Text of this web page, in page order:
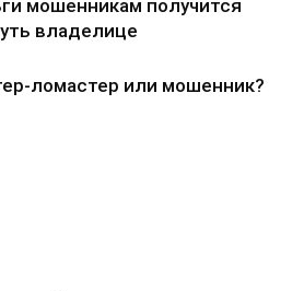
мошенникам получится
владелице
ломастер или мошенник?